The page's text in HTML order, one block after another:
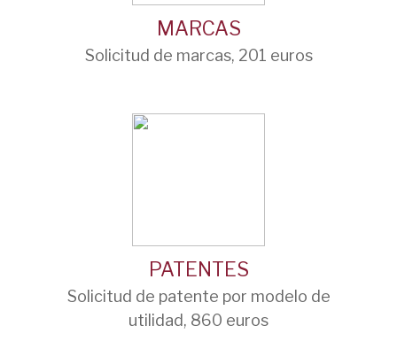
MARCAS
Solicitud de marcas, 201 euros
PATENTES
Solicitud de patente por modelo de
utilidad, 860 euros